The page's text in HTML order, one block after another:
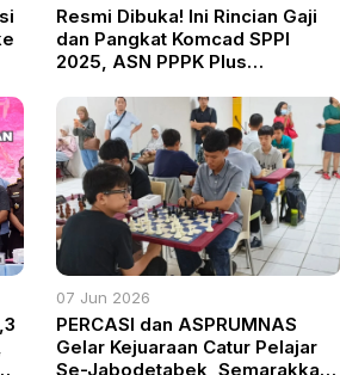
Resmi Dibuka! Ini Rincian Gaji
dan Pangkat Komcad SPPI
2025, ASN PPPK Plus
07 Jun 2026
PERCASI dan ASPRUMNAS
Gelar Kejuaraan Catur Pelajar
Se-Jabodetabek, Semarakkan